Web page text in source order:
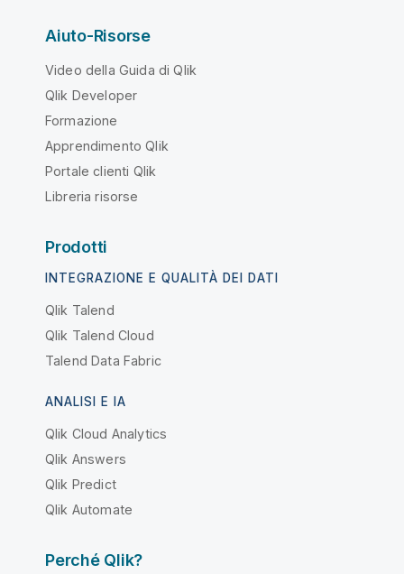
Aiuto-Risorse
Video della Guida di Qlik
Qlik Developer
Formazione
Apprendimento Qlik
Portale clienti Qlik
Libreria risorse
Prodotti
INTEGRAZIONE E QUALITÀ DEI DATI
Qlik Talend
Qlik Talend Cloud
Talend Data Fabric
ANALISI E IA
Qlik Cloud Analytics
Qlik Answers
Qlik Predict
Qlik Automate
Perché Qlik?